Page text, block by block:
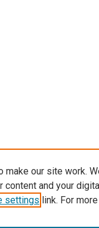
make our site work.
and your
settings link. For